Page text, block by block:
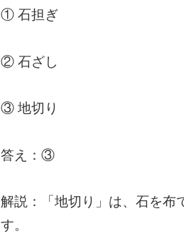
① 石担ぎ
② 石ざし
③ 地切り
答え：③
解説：「地切り」は、石を布
す。